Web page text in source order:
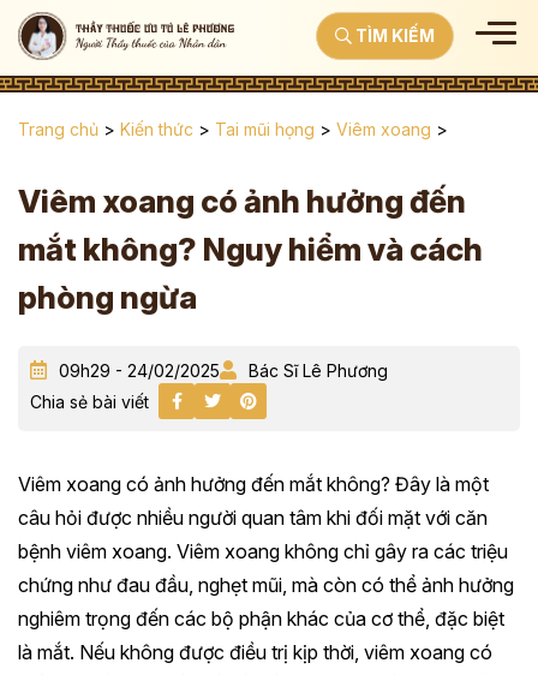
TÌM KIẾM
Trang chủ > Kiến thức > Tai mũi họng > Viêm xoang >
Viêm xoang có ảnh hưởng đến
mắt không? Nguy hiểm và cách
phòng ngừa
09h29 - 24/02/2025
Bác Sĩ Lê Phương
Chia sẻ bài viết
Viêm xoang có ảnh hưởng đến mắt không? Đây là một
câu hỏi được nhiều người quan tâm khi đối mặt với căn
bệnh viêm xoang. Viêm xoang không chỉ gây ra các triệu
chứng như đau đầu, nghẹt mũi, mà còn có thể ảnh hưởng
nghiêm trọng đến các bộ phận khác của cơ thể, đặc biệt
là mắt. Nếu không được điều trị kịp thời, viêm xoang có